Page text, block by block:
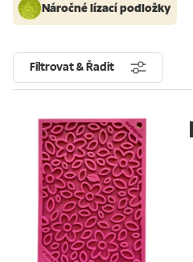
Náročné lízací podložky
Filtrovat & Řadit